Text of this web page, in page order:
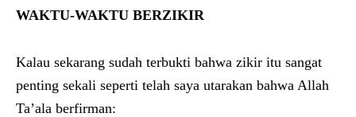
WAKTU-WAKTU BERZIKIR
Kalau sekarang sudah terbukti bahwa zikir itu sangat
penting sekali seperti telah saya utarakan bahwa Allah
Ta’ala berfirman: